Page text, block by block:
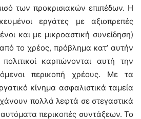
των προκρισιακών επιπέδων. Η
εργάτες με αξιοπρεπές
και με μικροαστική συνείδηση)
το χρέος, πρόβλημα κατ’ αυτήν
πολιτικοί καρπώνονται αυτή την
περικοπή χρέους. Με τα
κίνημα ασφαλιστικά ταμεία
πολλά λεφτά σε στεγαστικά
περικοπές συντάξεων. Το